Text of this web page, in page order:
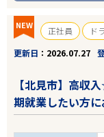
NEW 正社員
ド
更新日
2026.07.27
【北見市】高収
期就業したい方